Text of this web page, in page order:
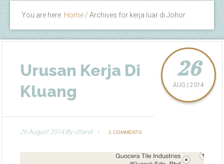
You are here: Home / Archives for kerja luar di Johor
Urusan Kerja Di
Kluang
26
AUG | 2014
26 August 2014Byctfand 2 COMMENTS